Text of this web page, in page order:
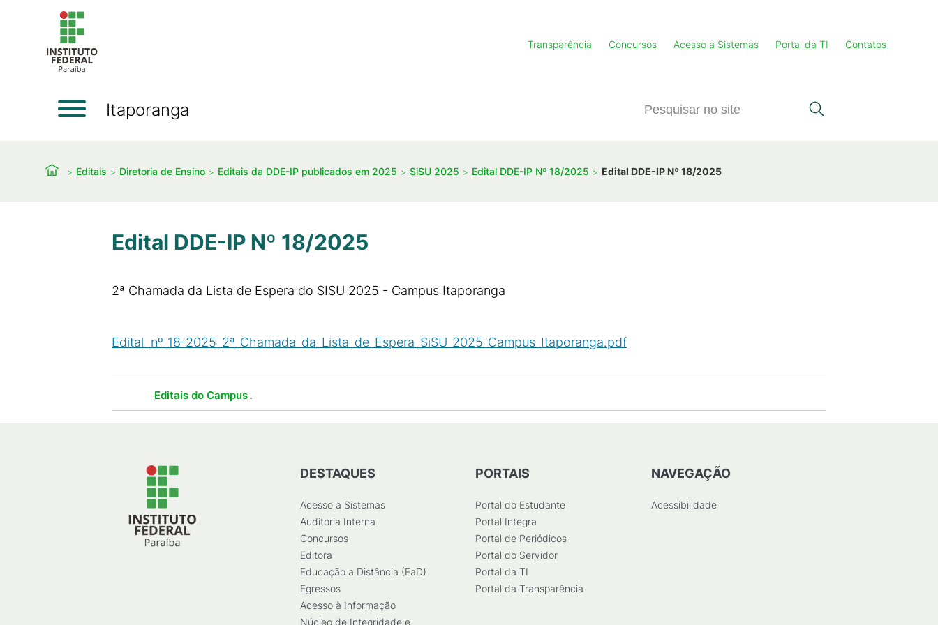
Transparência Concursos Acesso a Sistemas Portal da TI Contatos
Itaporanga
Editais Diretoria de Ensino Editais da DDE-IP publicados em 2025 SiSU 2025 Edital DDE-IP Nº 18/2025 Edital DDE-IP Nº 18/2025
Edital DDE-IP Nº 18/2025
2ª Chamada da Lista de Espera do SISU 2025 - Campus Itaporanga
Edital_nº_18-2025_2ª_Chamada_da_Lista_de_Espera_SiSU_2025_Campus_Itaporanga.pdf
Editais do Campus.
DESTAQUES
Acesso a Sistemas
Auditoria Interna
Concursos
Editora
Educação a Distância (EaD)
Egressos
Acesso à Informação
Núcleo de Integridade e
PORTAIS
Portal do Estudante
Portal Integra
Portal de Periódicos
Portal do Servidor
Portal da TI
Portal da Transparência
NAVEGAÇÃO
Acessibilidade